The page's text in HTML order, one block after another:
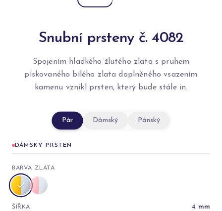
Snubní prsteny č. 4082
Spojením hladkého žlutého zlata s pruhem
pískovaného bílého zlata doplněného vsazením
kamenu vznikl prsten, který bude stále in.
Pár Dámský Pánský
DÁMSKÝ PRSTEN
BARVA ZLATA
ŠÍŘKA 4 mm